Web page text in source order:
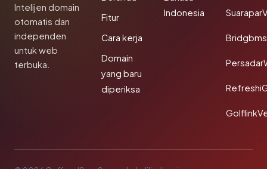
Intelijen domain
otomatis dan
independen
untuk web
terbuka.
Fitur
Cara kerja
Domain
yang baru
diperiksa
Indonesia